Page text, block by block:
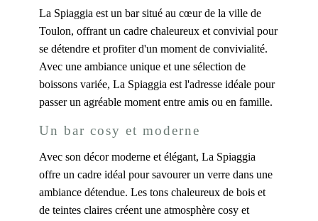
La Spiaggia est un bar situé au cœur de la ville de
Toulon, offrant un cadre chaleureux et convivial pour
se détendre et profiter d'un moment de convivialité.
Avec une ambiance unique et une sélection de
boissons variée, La Spiaggia est l'adresse idéale pour
passer un agréable moment entre amis ou en famille.
Un bar cosy et moderne
Avec son décor moderne et élégant, La Spiaggia
offre un cadre idéal pour savourer un verre dans une
ambiance détendue. Les tons chaleureux de bois et
de teintes claires créent une atmosphère cosy et